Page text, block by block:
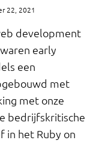
22, 2021
development
early
een
met
met onze
bedrijfskritische
in het Ruby on